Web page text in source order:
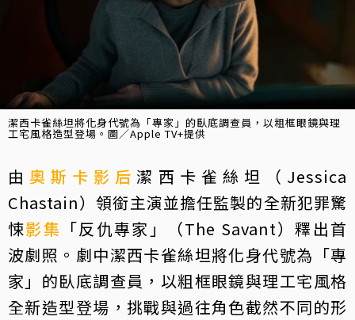
潔西卡雀絲坦將化身代號為「專家」的臥底調查員，以粗框眼鏡與理
工宅風格造型登場。圖／Apple TV+提供
由 奧斯卡 影后 潔西卡雀絲坦（Jessica
Chastain）領銜主演並擔任監製的全新犯罪驚
悚影集 「反仇專家」（The Savant）釋出首
波劇照。劇中潔西卡雀絲坦將化身代號為「專
家」的臥底調查員，以粗框眼鏡與理工宅風格
全新造型登場，挑戰與過往角色截然不同的形